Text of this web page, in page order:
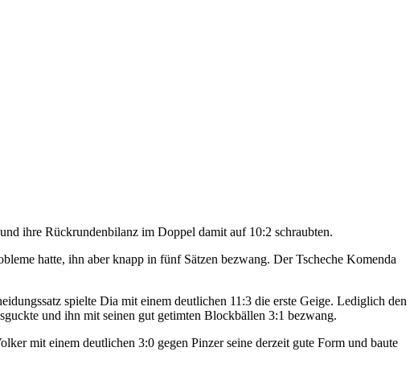
ihre Rückrundenbilanz im Doppel damit auf 10:2 schraubten.
hatte, ihn aber knapp in fünf Sätzen bezwang. Der Tscheche Komenda
spielte Dia mit einem deutlichen 11:3 die erste Geige. Lediglich den
und ihn mit seinen gut getimten Blockbällen 3:1 bezwang.
mit einem deutlichen 3:0 gegen Pinzer seine derzeit gute Form und baute